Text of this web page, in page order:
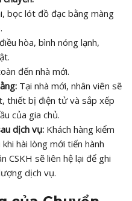
bọc lót đồ đạc bằng màng
hòa, bình nóng lạnh,
đến nhà mới.
Tại nhà mới, nhân viên sẽ
thiết bị điện tử và sắp xếp
của gia chủ.
dịch vụ: Khách hàng kiểm
hài lòng mới tiến hành
CSKH sẽ liên hệ lại để ghi
dịch vụ.